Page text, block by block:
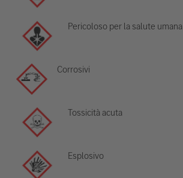
Pericoloso per la salute umana
Corrosivi
Tossicità acuta
Esplosivo